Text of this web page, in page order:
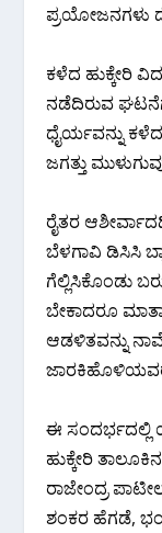
ಪ್ರಯೋಜನಗಳು
ಕಳೆದ ಹುಕ್ಕೇರಿ
ನಡೆದಿರುವ
ಧೈರ್ಯವನ್ನು
ಜಗತ್ತು
ರೈತರ
ಬೆಳಗಾವಿ ಡಿಸಿಸಿ
ಗೆಲ್ಲಿಸಿಕೊಂಡು
ಬೇಕಾದರೂ
ಆಡಳಿತವನ್ನು
ಈ ಸಂದರ್ಭದಲ್ಲಿ
ಹುಕ್ಕೇರಿ
ರಾಜೇಂದ್ರ
ಶಂಕರ ಹೆಗಡೆ,